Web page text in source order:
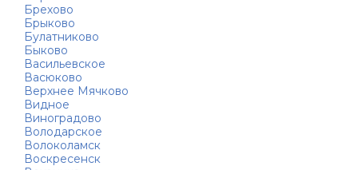
Брехово
Брыково
Булатниково
Быково
Васильевское
Васюково
Верхнее Мячково
Видное
Виноградово
Володарское
Волоколамск
Воскресенск